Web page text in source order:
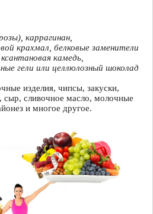
каррагинан,
крахмал, белковые заменители
камедь,
гели или целлюлозный шоколад
изделия, чипсы, закуски,
сыр, сливочное масло, молочные
и многое другое.